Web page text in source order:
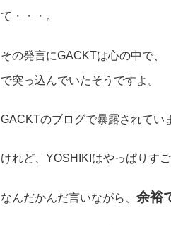
て・・・。
その発言にGACKTは心の中で、「
で突っ込んでいたそうですよ。
GACKTのブログで暴露されてい
けれど、YOSHIKIはやっぱりす
なんだかんだ言いながら、 余裕